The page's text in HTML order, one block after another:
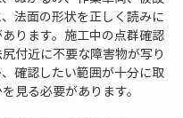
法面の形状を正しく読みに
ります。施工中の点群確認
付近に不要な障害物が写り
確認したい範囲が十分に取
見る必要があります。